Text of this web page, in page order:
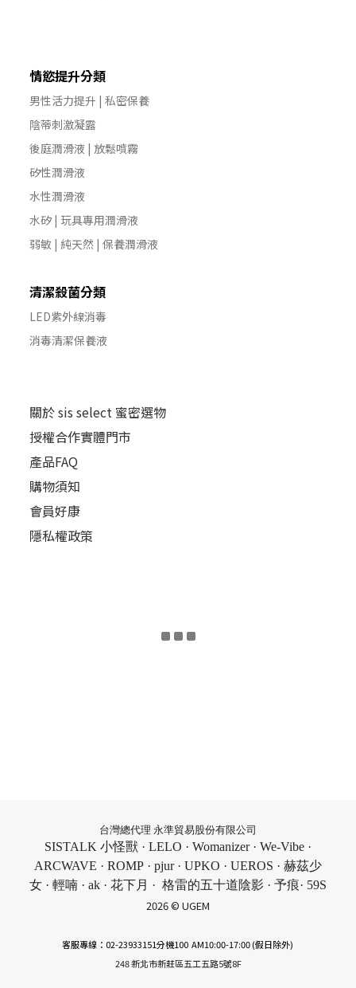
情慾提升分類
男性活力提升 | 私密保養
陰蒂刺激凝露
後庭潤滑液 | 放鬆噴霧
矽性潤滑液
水性潤滑液
水矽 | 玩具專用潤滑液
弱敏 | 純天然 | 保養潤滑液
清潔殺菌分類
LED紫外線消毒
消毒清潔保養液
關於 sis select 蜜密選物
授權合作實體門市
產品FAQ
購物須知
會員好康
隱私權政策
台灣總代理 永準貿易股份有限公司
SISTALK 小怪獸 · LELO · Womanizer · We-Vibe ·
ARCWAVE · ROMP · pjur · UPKO · UEROS · 赫茲少
女 · 輕喃 · ak · 花下月 · 格雷的五十道陰影 · 予痕· 59S
2026 © UGEM
客服專線：02-23933151分機100 AM10:00-17:00 (假日除外)
248 新北市新莊區五工五路5號8F